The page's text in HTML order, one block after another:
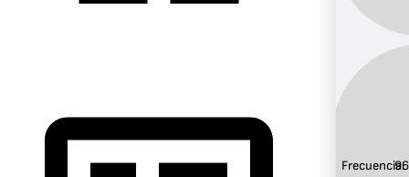
Frecuencia: